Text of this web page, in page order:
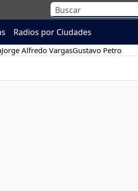
Radios por Ciudades
Jorge Alfredo VargasGustavo Petro